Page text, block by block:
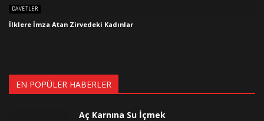
DAVETLER
İlklere İmza Atan Zirvedeki Kadınlar
EN POPÜLER HABERLER
Aç Karnına Su İçmek